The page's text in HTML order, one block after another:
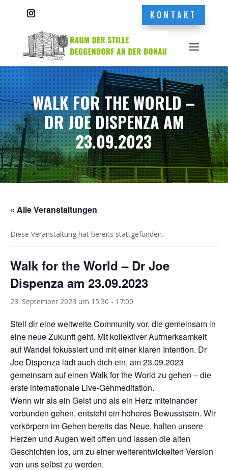
KONTAKT
WALK FOR THE WORLD –
DR JOE DISPENZA AM
23.09.2023
« Alle Veranstaltungen
Diese Veranstaltung hat bereits stattgefunden.
Walk for the World – Dr Joe
Dispenza am 23.09.2023
23. September 2023 um 15:30 - 17:00
Stell dir eine weltweite Community vor, die gemeinsam in
eine neue Zukunft geht. Mit kollektiver Aufmerksamkeit
auf Wandel fokussiert und mit einer klaren Intention. Dr
Joe Dispenza lädt auch dich ein, am 23.09.2023
gemeinsam auf einen Walk for the World zu gehen – die
erste internationale Live-Gehmeditation.
Wenn wir als ein Geist und als ein Herz miteinander
verbunden gehen, entsteht ein höheres Bewusstsein. Wir
verkörpern im Gehen bereits das Neue, halten unsere
Herzen und Augen weit offen und lassen die alten
Geschichten los, um zu einer weiterentwickelten Version
von uns selbst zu werden.